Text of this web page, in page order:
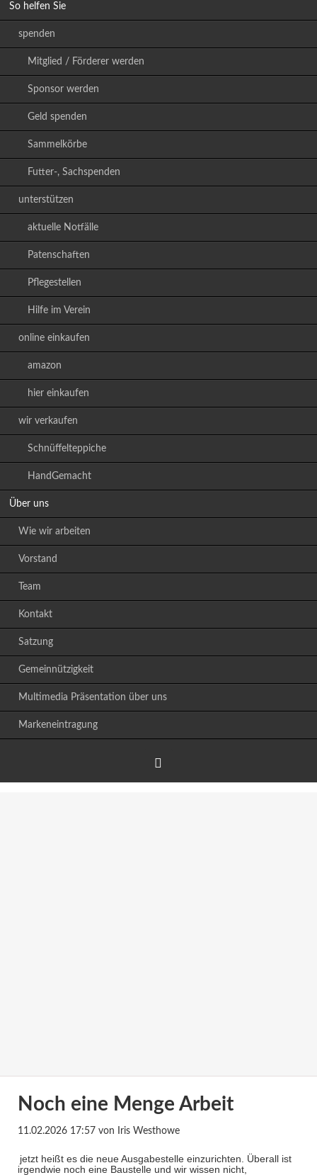
So helfen Sie
spenden
Mitglied / Förderer werden
Sponsor werden
Geld spenden
Sammelkörbe
Futter-, Sachspenden
unterstützen
aktuelle Notfälle
Patenschaften
Pflegestellen
Hilfe im Verein
online einkaufen
amazon
hier einkaufen
wir verkaufen
Schnüffelteppiche
HandGemacht
Über uns
Wie wir arbeiten
Vorstand
Team
Kontakt
Satzung
Gemeinnützigkeit
Multimedia Präsentation über uns
Markeneintragung
Noch eine Menge Arbeit
11.02.2026 17:57 von Iris Westhowe
jetzt heißt es die neue Ausgabestelle einzurichten. Überall ist
irgendwie noch eine Baustelle und wir wissen nicht,